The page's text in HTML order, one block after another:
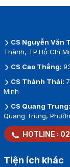
CS Nguyễn Văn
Thành, TP.Hồ Chí
CS Cao Thắng:
CS Thành Thái:
Minh
CS Quang
Quang Trung,
HOTLINE :
Tiện ích khác